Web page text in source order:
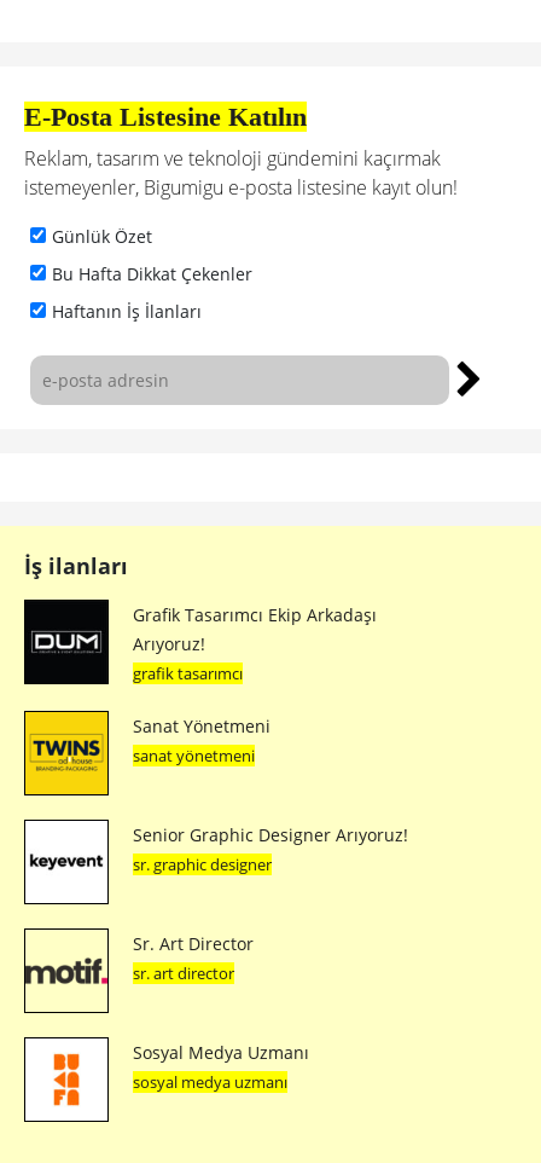
E-Posta Listesine Katılın
Reklam, tasarım ve teknoloji gündemini kaçırmak
istemeyenler, Bigumigu e-posta listesine kayıt olun!
Günlük Özet
Bu Hafta Dikkat Çekenler
Haftanın İş İlanları
İş ilanları
Grafik Tasarımcı Ekip Arkadaşı
Arıyoruz!
grafik tasarımcı
Sanat Yönetmeni
sanat yönetmeni
Senior Graphic Designer Arıyoruz!
sr. graphic designer
Sr. Art Director
sr. art director
Sosyal Medya Uzmanı
sosyal medya uzmanı